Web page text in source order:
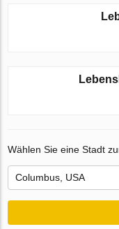
Wählen Sie eine Stadt